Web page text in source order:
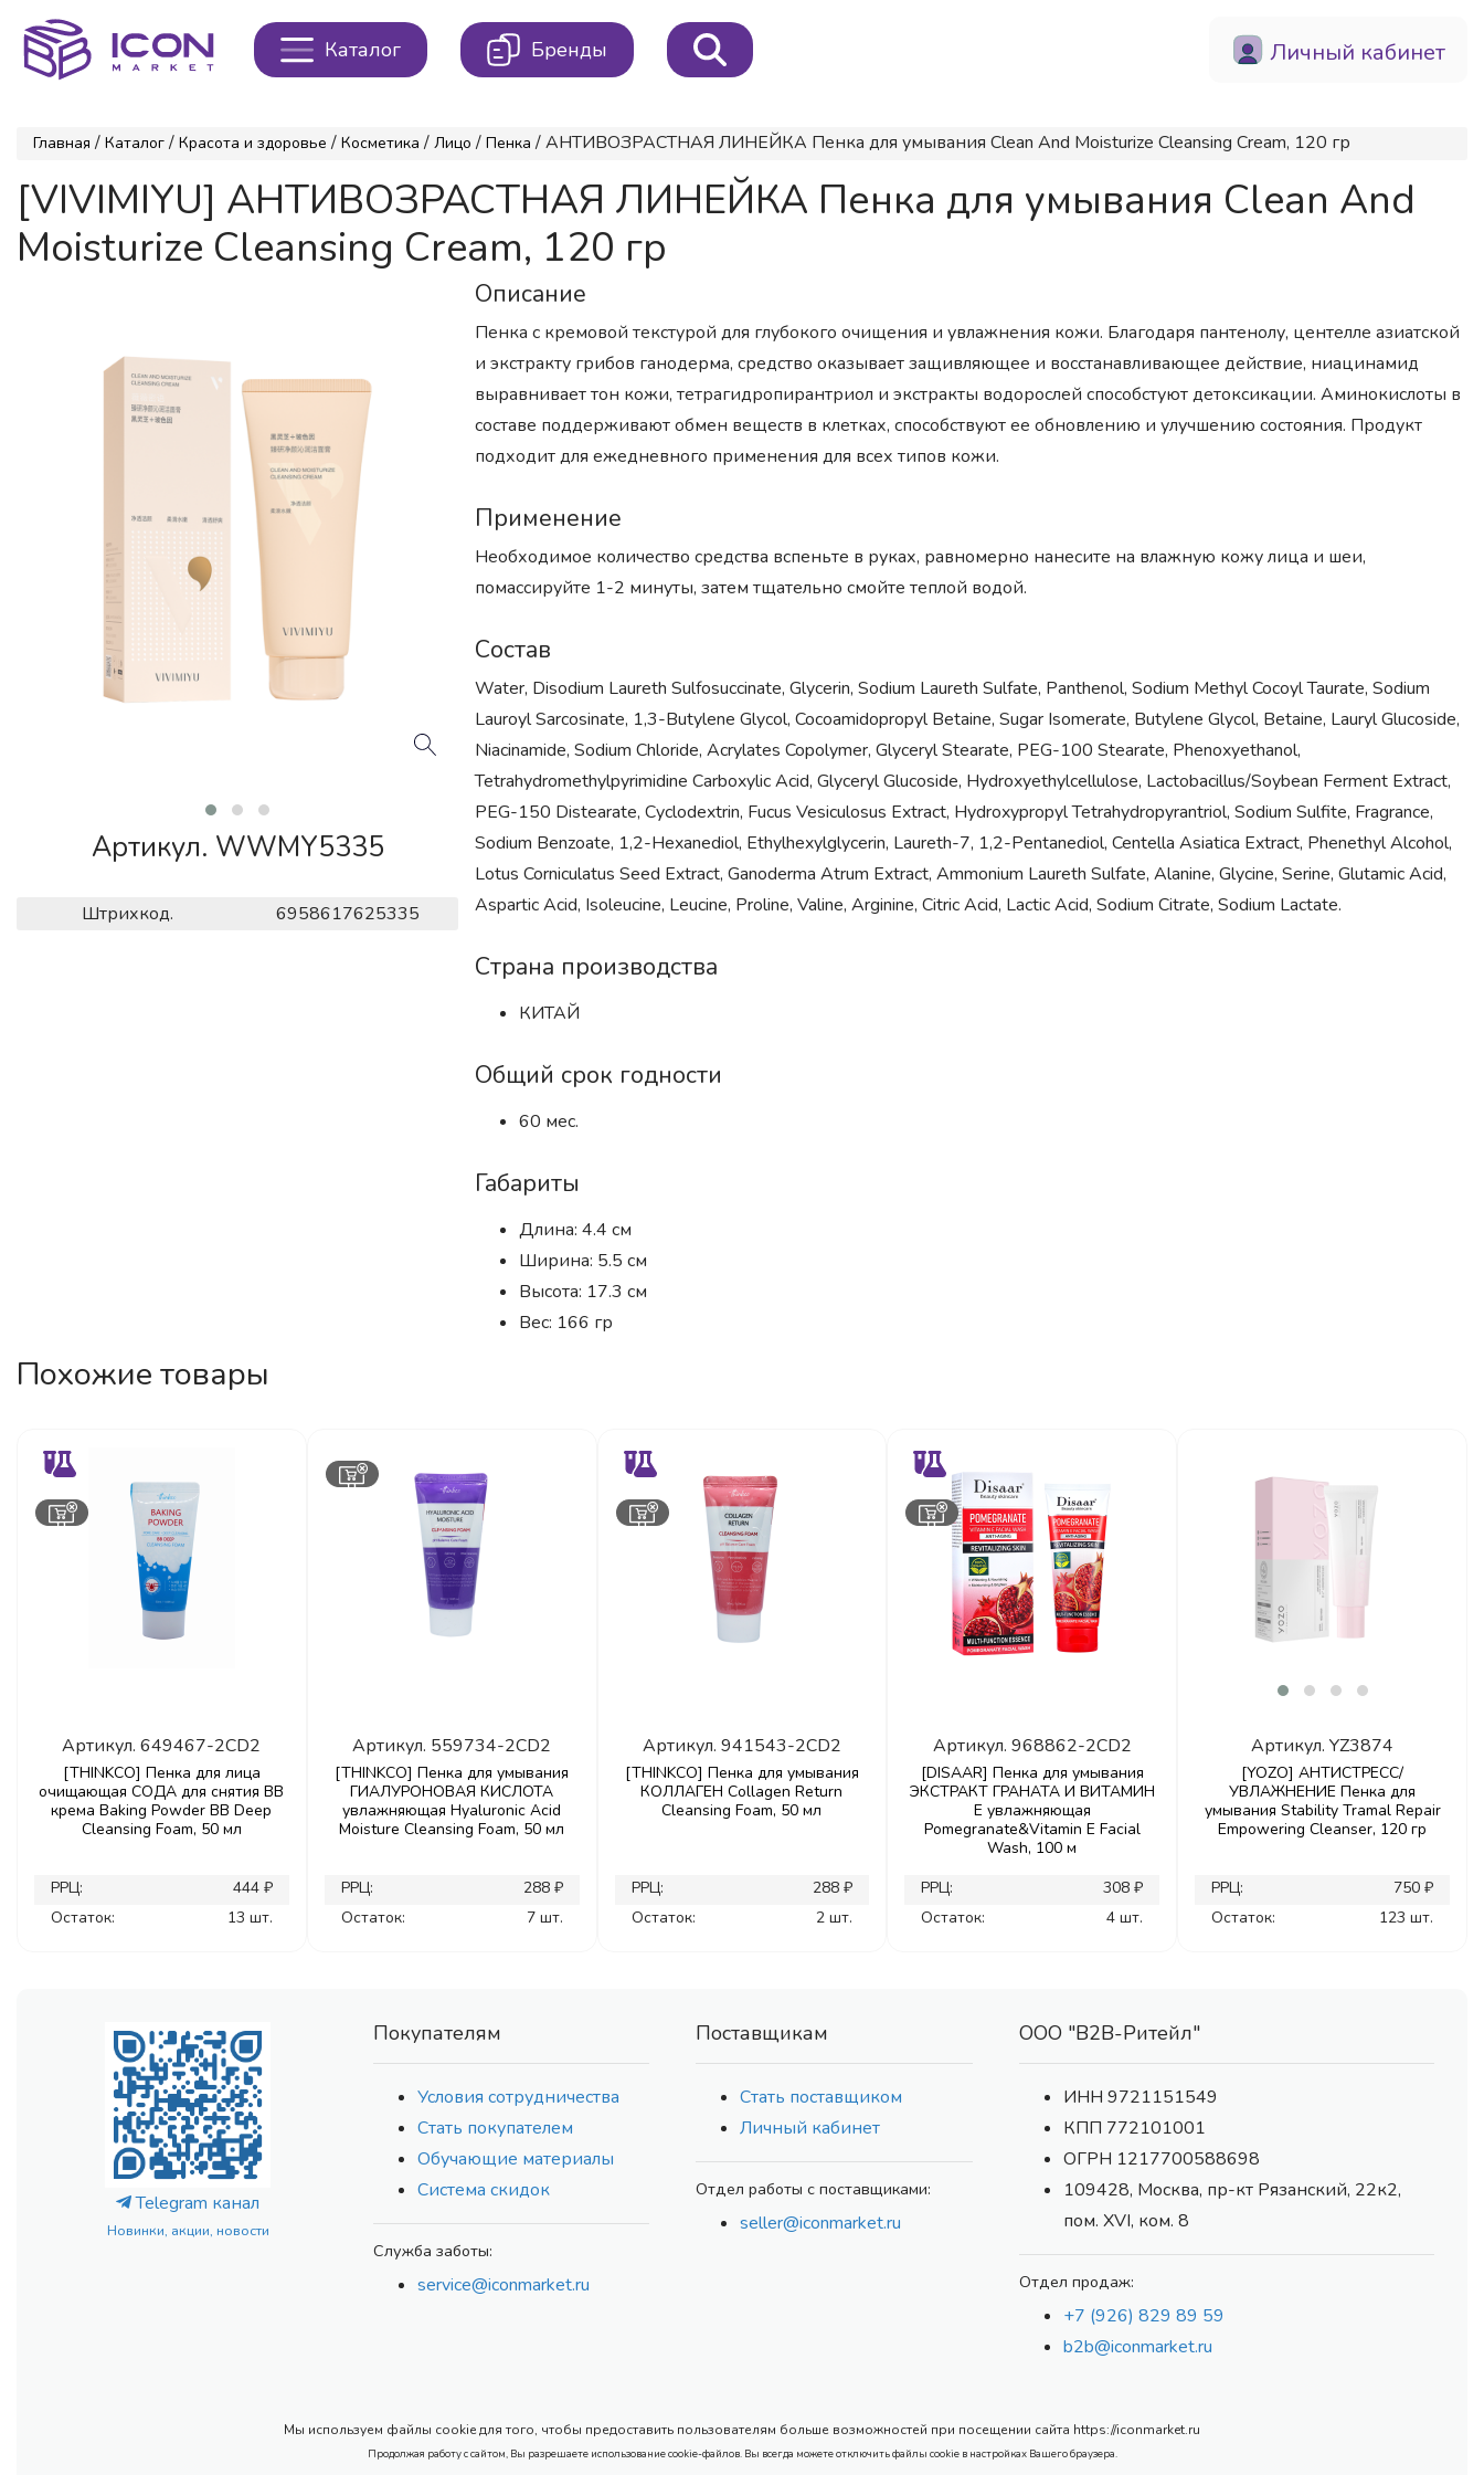
Каталог Бренды Личный кабинет
Главная / Каталог / Красота и здоровье / Косметика / Лицо / Пенка / АНТИВОЗРАСТНАЯ ЛИНЕЙКА Пенка для умывания Clean And Moisturize Cleansing Cream, 120 гр
[VIVIMIYU] АНТИВОЗРАСТНАЯ ЛИНЕЙКА Пенка для умывания Clean And
Moisturize Cleansing Cream, 120 гр
Артикул. WWMY5335
Штрихкод. 6958617625335
Описание
Пенка с кремовой текстурой для глубокого очищения и увлажнения кожи. Благодаря пантенолу, центелле азиатской
и экстракту грибов ганодерма, средство оказывает защивляющее и восстанавливающее действие, ниацинамид
выравнивает тон кожи, тетрагидропирантриол и экстракты водорослей способстуют детоксикации. Аминокислоты в
составе поддерживают обмен веществ в клетках, способствуют ее обновлению и улучшению состояния. Продукт
подходит для ежедневного применения для всех типов кожи.
Применение
Hеобходимое количество средства вспеньте в руках, равномерно нанесите на влажную кожу лица и шеи,
помассируйте 1-2 минуты, затем тщательно смойте теплой водой.
Состав
Water, Disodium Laureth Sulfosuccinate, Glycerin, Sodium Laureth Sulfate, Panthenol, Sodium Methyl Cocoyl Taurate, Sodium
Lauroyl Sarcosinate, 1,3-Butylene Glycol, Cocoamidopropyl Betaine, Sugar Isomerate, Butylene Glycol, Betaine, Lauryl Glucoside,
Niacinamide, Sodium Chloride, Acrylates Copolymer, Glyceryl Stearate, PEG-100 Stearate, Phenoxyethanol,
Tetrahydromethylpyrimidine Carboxylic Acid, Glyceryl Glucoside, Hydroxyethylcellulose, Lactobacillus/Soybean Ferment Extract,
PEG-150 Distearate, Cyclodextrin, Fucus Vesiculosus Extract, Hydroxypropyl Tetrahydropyrantriol, Sodium Sulfite, Fragrance,
Sodium Benzoate, 1,2-Hexanediol, Ethylhexylglycerin, Laureth-7, 1,2-Pentanediol, Centella Asiatica Extract, Phenethyl Alcohol,
Lotus Corniculatus Seed Extract, Ganoderma Atrum Extract, Ammonium Laureth Sulfate, Alanine, Glycine, Serine, Glutamic Acid,
Aspartic Acid, Isoleucine, Leucine, Proline, Valine, Arginine, Citric Acid, Lactic Acid, Sodium Citrate, Sodium Lactate.
Страна производства
КИТАЙ
Общий срок годности
60 мес.
Габариты
Длина: 4.4 см
Ширина: 5.5 см
Высота: 17.3 см
Вес: 166 гр
Похожие товары
Артикул.649467-2CD2
[THINKCO] Пенка для лица
очищающая СОДА для снятия ВВ
крема Baking Powder ВВ Deep
Cleansing Foam, 50 мл
РРЦ:
444 ₽
Остаток:
13 шт.
Артикул. 559734-2CD2
[THINKCO] Пенка для умывания
ГИАЛУРОНОВАЯ КИСЛОТА
увлажняющая Hyaluronic Acid
Moisture Cleansing Foam, 50 мл
РРЦ:
288 ₽
Остаток:
7 шт.
Артикул. 941543-2CD2
[THINKCO] Пенка для умывания
КОЛЛАГЕН Collagen Return
Cleansing Foam, 50 мл
РРЦ:
288 ₽
Остаток:
2 шт.
Артикул. 968862-2CD2
[DISAAR] Пенка для умывания
ЭКСТРАКТ ГРАНАТА И ВИТАМИН
Е увлажняющая
Pomegranate&Vitamin E Facial
Wash, 100 м
РРЦ:
308 ₽
Остаток:
4 шт.
Артикул.YZ3874
[YOZO] АНТИСТРЕСС/
УВЛАЖНЕНИЕ Пенка для
умывания Stability Tramal Repair
Empowering Cleanser, 120 гр
РРЦ:
750 ₽
Остаток:
123 шт.
Telegram канал
Новинки, акции, новости
Покупателям
Условия сотрудничества
Стать покупателем
Обучающие материалы
Система скидок
Служба заботы:
service@iconmarket.ru
Поставщикам
Стать поставщиком
Личный кабинет
Отдел работы с поставщиками:
seller@iconmarket.ru
ООО "В2В-Ритейл"
ИНН 9721151549
КПП 772101001
ОГРН 1217700588698
109428, Москва, пр-кт Рязанский, 22к2,
пом. XVI, ком. 8
Отдел продаж:
+7 (926) 829 89 59
b2b@iconmarket.ru
Мы используем файлы cookie для того, чтобы предоставить пользователям больше возможностей при посещении сайта https://iconmarket.ru
Продолжая работу с сайтом, Вы разрешаете использование cookie-файлов. Вы всегда можете отключить файлы cookie в настройках Вашего браузера.